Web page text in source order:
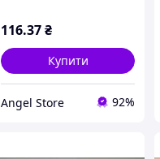
116.37₴
Купити
Angel Store 92%